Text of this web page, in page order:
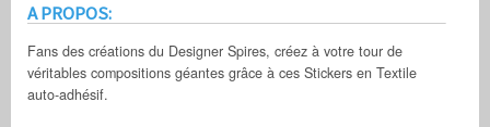
A PROPOS:
Fans des créations du Designer Spires, créez à votre tour de
véritables compositions géantes grâce à ces Stickers en Textile
auto-adhésif.